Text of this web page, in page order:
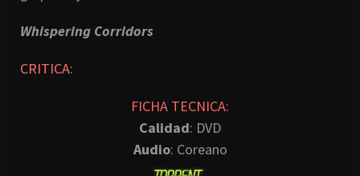
Whispering Corridors
CRITICA:
FICHA TECNICA:
Calidad: DVD
Audio: Coreano